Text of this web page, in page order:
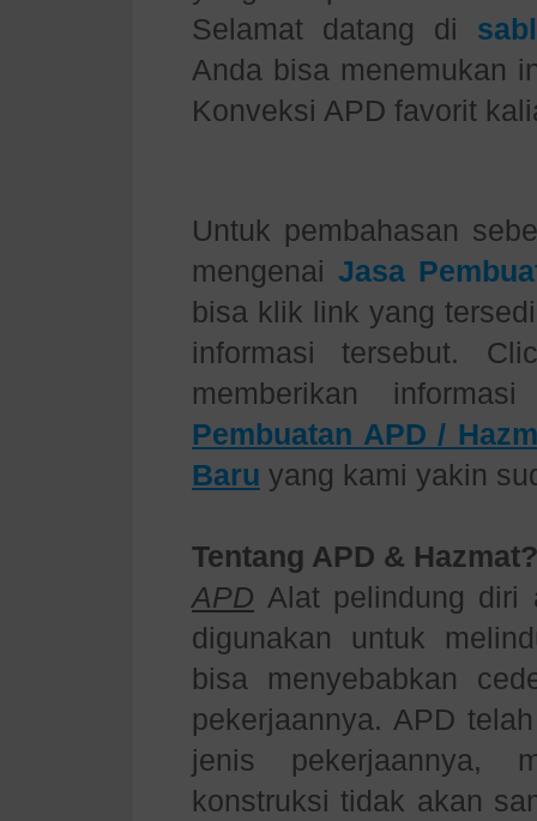
Selamat datang di
Anda bisa menemukan
Konveksi APD favorit
Untuk pembahasan
mengenai Jasa
bisa klik link yang
informasi tersebut.
memberikan
Pembuatan APD /
Baru yang kami yakin
Tentang APD & Hazmat?
APD Alat pelindung diri
digunakan untuk
bisa menyebabkan
pekerjaannya. APD
jenis pekerjaannya,
konstruksi tidak akan